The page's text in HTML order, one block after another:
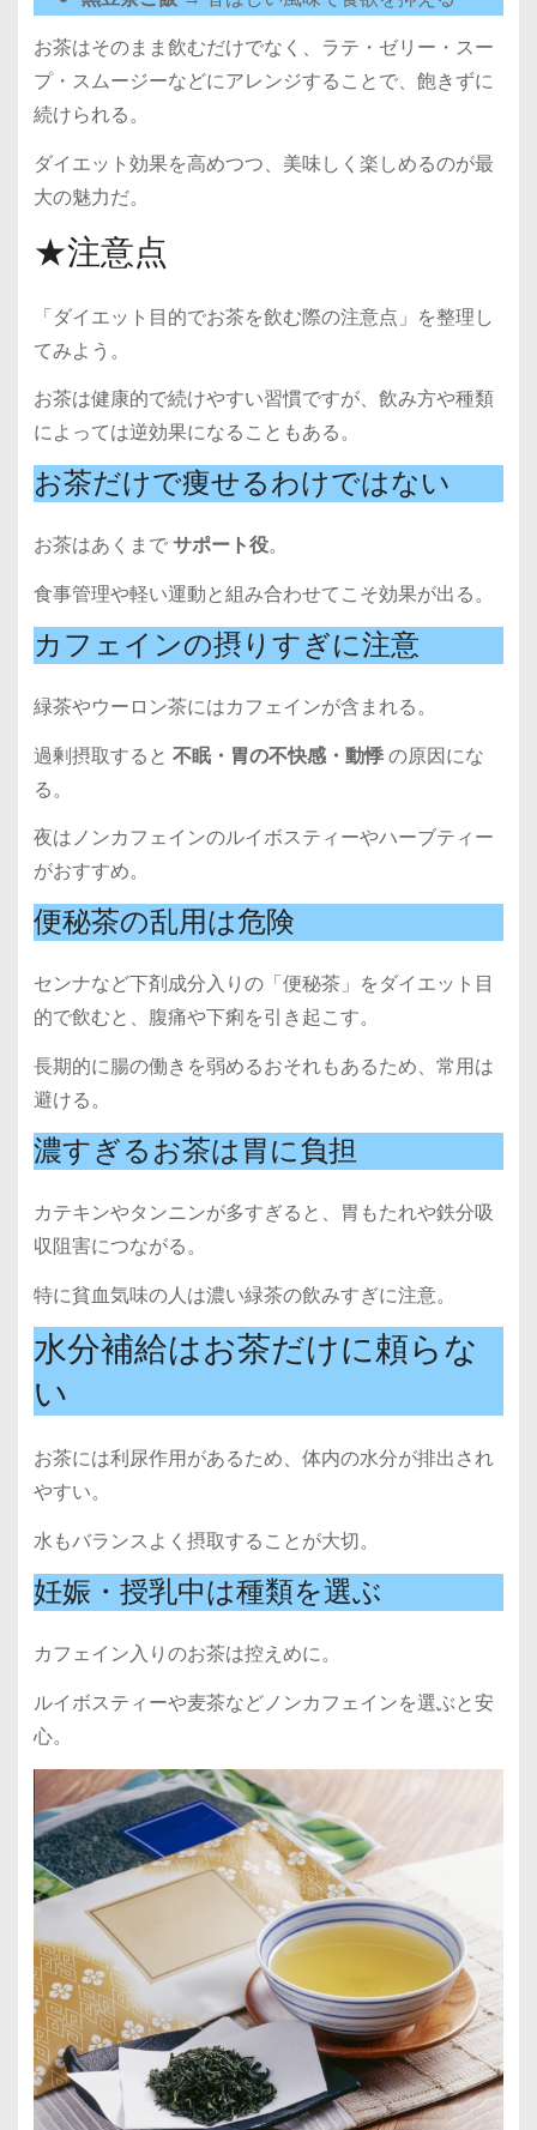
お茶はそのまま飲むだけでなく、ラテ・ゼリー・スー
プ・スムージーなどにアレンジすることで、飽きずに
続けられる。
ダイエット効果を高めつつ、美味しく楽しめるのが最
大の魅力だ。
★注意点
「ダイエット目的でお茶を飲む際の注意点」を整理し
てみよう。
お茶は健康的で続けやすい習慣ですが、飲み方や種類
によっては逆効果になることもある。
お茶だけで痩せるわけではない
お茶はあくまでサポート役。
食事管理や軽い運動と組み合わせてこそ効果が出る。
カフェインの摂りすぎに注意
緑茶やウーロン茶にはカフェインが含まれる。
過剰摂取すると 不眠・胃の不快感・動悸の原因にな
る。
夜はノンカフェインのルイボスティーやハーブティー
がおすすめ。
便秘茶の乱用は危険
センナなど下剤成分入りの「便秘茶」をダイエット目
的で飲むと、腹痛や下痢を引き起こす。
長期的に腸の働きを弱めるおそれもあるため、常用は
避ける。
濃すぎるお茶は胃に負担
カテキンやタンニンが多すぎると、胃もたれや鉄分吸
収阻害につながる。
特に貧血気味の人は濃い緑茶の飲みすぎに注意。
水分補給はお茶だけに頼らな
い
お茶には利尿作用があるため、体内の水分が排出され
やすい。
水もバランスよく摂取することが大切。
妊娠・授乳中は種類を選ぶ
カフェイン入りのお茶は控えめに。
ルイボスティーや麦茶などノンカフェインを選ぶと安
心。